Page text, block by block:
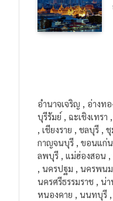
อำนาจเจริญ , อ่างท
บุรีรัมย์ , ฉะเชิงเทร
, เชียงราย , ชลบุรี ,
กาญจนบุรี , ขอนแก่น
ลพบุรี , แม่ฮ่องสอน ,
, นครปฐม , นครพนม
นครศรีธรรมราช , น่
หนองคาย , นนทบุรี